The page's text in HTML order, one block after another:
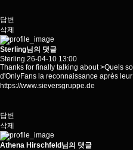
답변
삭제
Sterling님의 댓글
Sterling 26-04-10 13:00
Thanks for finally talking about >Quels
d'OnlyFans la reconnaissance après
https://www.sieversgruppe.de
답변
삭제
Athena Hirschfeld님의 댓글